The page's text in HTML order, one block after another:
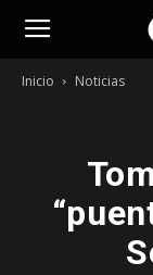
Inicio Noticias